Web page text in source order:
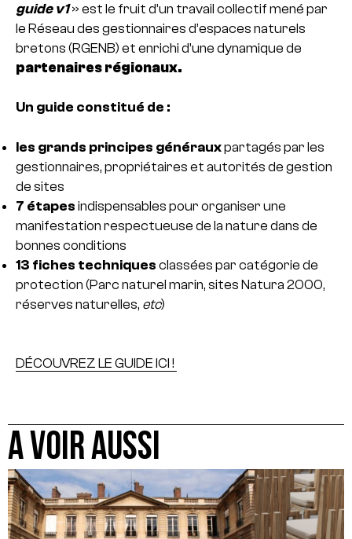
guide v1 » est le fruit d’un travail collectif mené par
le Réseau des gestionnaires d’espaces naturels
bretons (RGENB) et enrichi d’une dynamique de
partenaires régionaux.
Un guide constitué de :
les grands principes générauxpartagés par les
gestionnaires, propriétaires et autorités de gestion
de sites
7 étapes indispensables pour organiser une
manifestation respectueuse de la nature dans de
bonnes conditions
13 fiches techniques classées par catégorie de
protection (Parc naturel marin, sites Natura 2000,
réserves naturelles, etc)
DÉCOUVREZ LE GUIDE ICI !
A VOIR AUSSI